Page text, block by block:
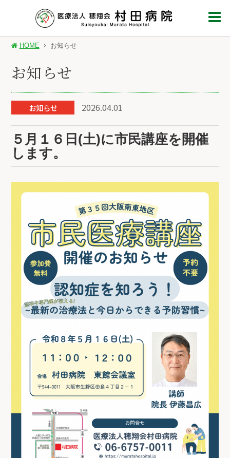
HOME お知らせ
お知らせ
お知らせ 2026.04.01
５月１６日(土)に市民講座を開催
します。